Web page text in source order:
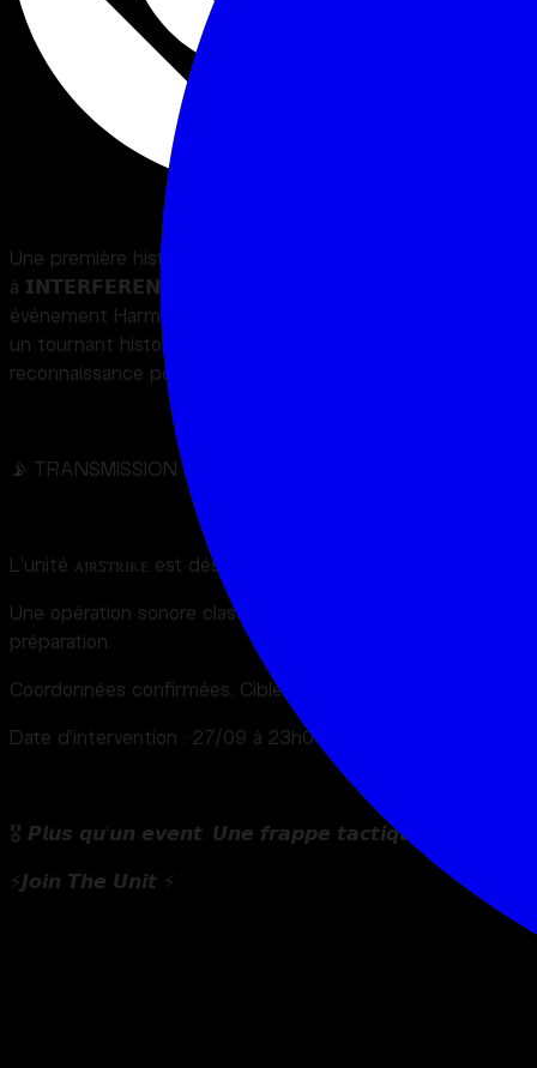
Une première historique à Toulouse : la Hardmusic s’installe
à 𝗜𝗡𝗧𝗘𝗥𝗙𝗘𝗥𝗘𝗡𝗖𝗘, ce sera la toute première fois qu'un
événement Harmusic prendra possession de cet espace,
un tournant historique pour notre scène, et une véritable
reconnaissance pour notre culture.
📡 TRANSMISSION REÇUE
L’unité ᴀɪʀꜱᴛʀɪᴋᴇ est désormais active.
Une opération sonore classée confidentiel est en
préparation.
Coordonnées confirmées. Cible verrouillée.
Date d’intervention : 27/09 à 23h00 précise
🎖️ 𝙋𝙡𝙪𝙨 𝙦𝙪’𝙪𝙣 𝙚𝙫𝙚𝙣𝙩. 𝙐𝙣𝙚 𝙛𝙧𝙖𝙥𝙥𝙚 𝙩𝙖𝙘𝙩𝙞𝙦𝙪𝙚.
⚡️𝙅𝙤𝙞𝙣 𝙏𝙝𝙚 𝙐𝙣𝙞𝙩 ⚡